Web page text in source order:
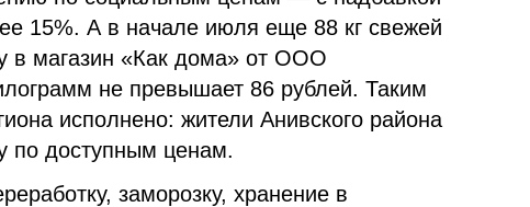
15%. А в начале июля еще 88 кг свежей
в магазин «Как дома» от ООО
не превышает 86 рублей. Таким
исполнено: жители Анивского района
по доступным ценам.
заморозку, хранение в